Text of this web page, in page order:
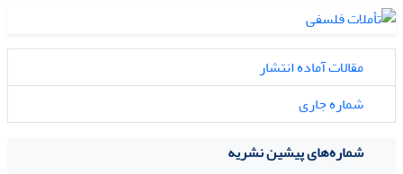
مقالات آماده انتشار
شماره جاری
شماره‌های پیشین نشریه